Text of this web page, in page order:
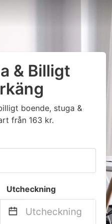
& Billigt
boende, stuga &
från 163 kr.
Utcheckning